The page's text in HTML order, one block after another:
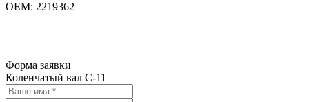
ОЕМ: 2219362
Форма заявки
Коленчатый вал C-11